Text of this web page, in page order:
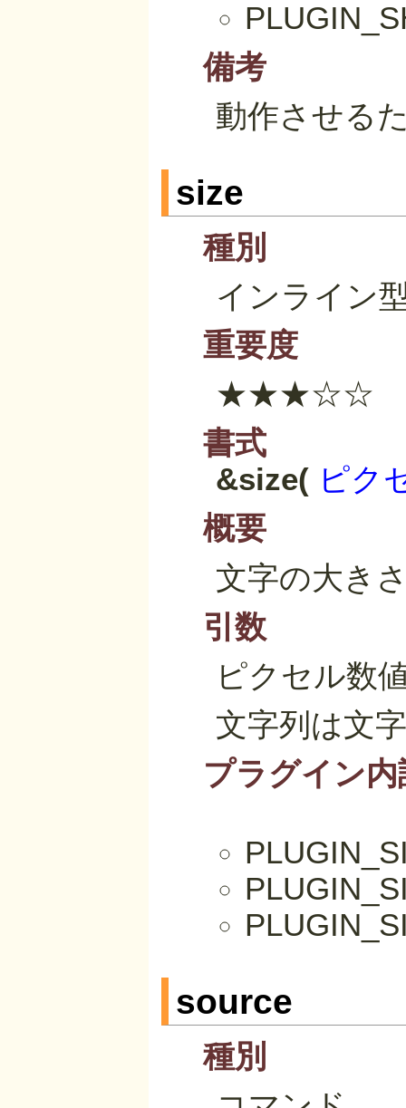
備考
動作させる
size
種別
インライン
重要度
★★★☆☆
書式
&size( ピク
概要
文字の大き
引数
ピクセル数
文字列は文
プラグイン内
source
種別